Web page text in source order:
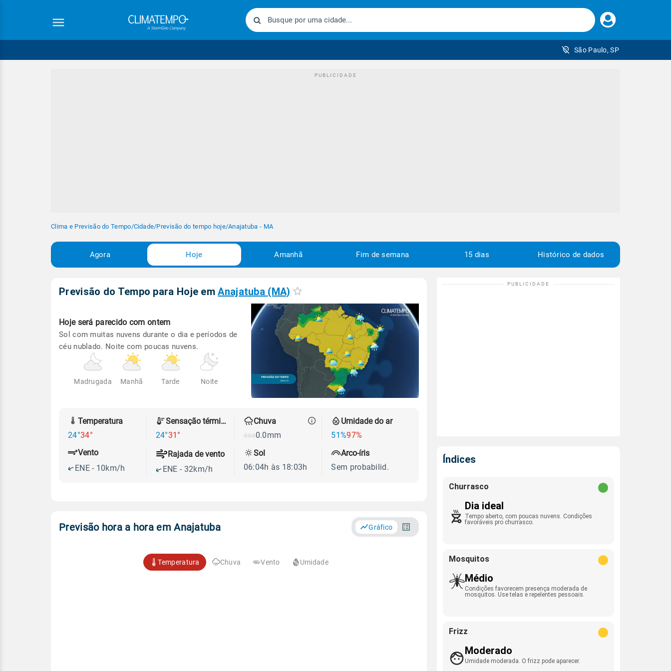
Faça
seu
São Paulo, SP
Clima e Previsão do Tempo/Cidade/Previsão do tempo hoje/Anajatuba - MA
Agora Hoje Amanhã Fim de semana 15 dias Histórico de dados
Previsão do Tempo para Hoje emAnajatuba (MA)
Hoje será parecido com ontem
Sol com muitas nuvens durante o dia e períodos de
céu nublado. Noite com poucas nuvens.
Madrugada Manhã Tarde Noite
Temperatura
24°34°
Sensação térmica
24°31°
Chuva
0.0mm
Umidade do ar
51%97%
Vento
ENE - 10km/h
Rajada de vento
ENE - 32km/h
Sol
06:04h às 18:03h
Arco-íris
Sem probabilid.
Previsão hora a hora em Anajatuba Gráfico
Temperatura Chuva Vento Umidade
Índices
Churrasco
Dia ideal
Tempo aberto, com poucas nuvens. Condições
favoráveis pro churrasco.
Mosquitos
Médio
Condições favorecem presença moderada de
mosquitos. Use telas e repelentes pessoais.
Frizz
Moderado
Umidade moderada. O frizz pode aparecer.